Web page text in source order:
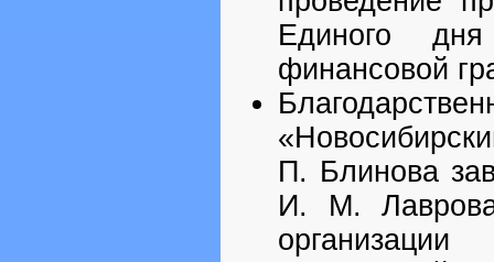
Единого
финансовой
П. Блинова
И. М.